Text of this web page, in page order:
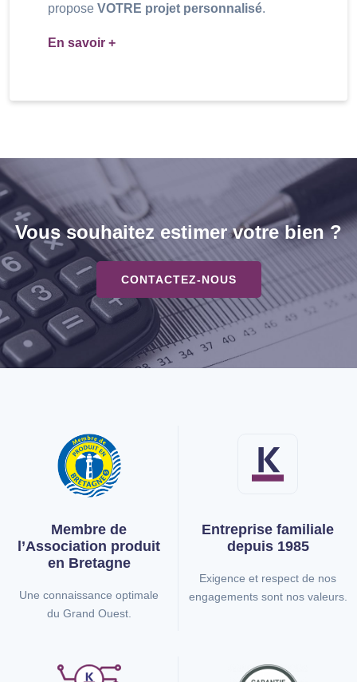
propose VOTRE projet personnalisé.
En savoir +
Vous souhaitez estimer votre bien ?
CONTACTEZ-NOUS
Membre de
l’Association produit
en Bretagne
Une connaissance optimale
du Grand Ouest.
Entreprise familiale
depuis 1985
Exigence et respect de nos
engagements sont nos valeurs.